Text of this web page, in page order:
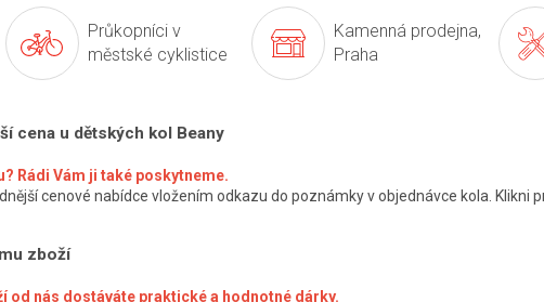
Průkopníci v
městské cyklistice
Kamenná prodejna,
Praha
cena u dětských kol Beany
Rádi Vám ji také poskytneme.
cenové nabídce vložením odkazu do poznámky v objednávce kola. Klikni
zboží
od nás dostáváte praktické a hodnotné dárky.